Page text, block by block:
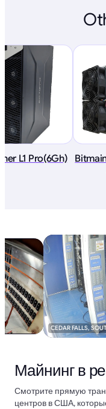
L1 Pro(6Gh)
CEDAR FALLS,
Майнинг в
Смотрите прямую
центров в США,